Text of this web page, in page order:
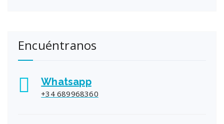
Encuéntranos
Whatsapp
+34 689968360